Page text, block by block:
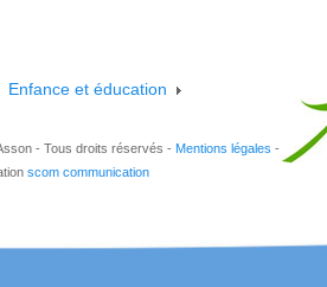
Enfance et éducation
- Tous droits réservés - Mentions légales -
scom communication